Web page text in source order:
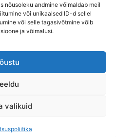
nõusoleku andmine võimaldab meil
või unikaalsed ID-d sellel
või selle tagasivõtmine võib
ja võimalusi.
valikuid
Tehnika